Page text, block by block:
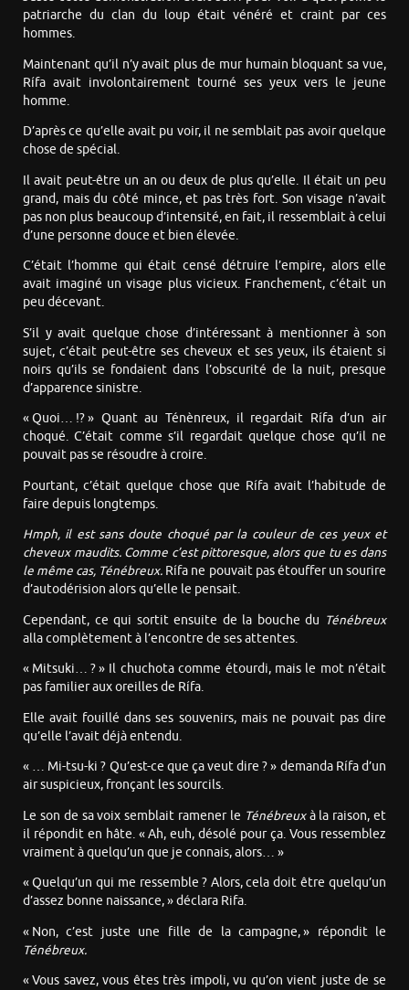
patriarche du clan du loup était vénéré et craint par ces
hommes.
Maintenant qu’il n’y avait plus de mur humain bloquant sa vue,
Rífa avait involontairement tourné ses yeux vers le jeune
homme.
D’après ce qu’elle avait pu voir, il ne semblait pas avoir quelque
chose de spécial.
Il avait peut-être un an ou deux de plus qu’elle. Il était un peu
grand, mais du côté mince, et pas très fort. Son visage n’avait
pas non plus beaucoup d’intensité, en fait, il ressemblait à celui
d’une personne douce et bien élevée.
C’était l’homme qui était censé détruire l’empire, alors elle
avait imaginé un visage plus vicieux. Franchement, c’était un
peu décevant.
S’il y avait quelque chose d’intéressant à mentionner à son
sujet, c’était peut-être ses cheveux et ses yeux, ils étaient si
noirs qu’ils se fondaient dans l’obscurité de la nuit, presque
d’apparence sinistre.
« Quoi… !? » Quant au Ténènreux, il regardait Rífa d’un air
choqué. C’était comme s’il regardait quelque chose qu’il ne
pouvait pas se résoudre à croire.
Pourtant, c’était quelque chose que Rífa avait l’habitude de
faire depuis longtemps.
Hmph, il est sans doute choqué par la couleur de ces yeux et
cheveux maudits. Comme c’est pittoresque, alors que tu es dans
le même cas, Ténébreux. Rífa ne pouvait pas étouffer un sourire
d’autodérision alors qu’elle le pensait.
Cependant, ce qui sortit ensuite de la bouche du Ténébreux
alla complètement à l’encontre de ses attentes.
« Mitsuki… ? » Il chuchota comme étourdi, mais le mot n’était
pas familier aux oreilles de Rífa.
Elle avait fouillé dans ses souvenirs, mais ne pouvait pas dire
qu’elle l’avait déjà entendu.
« … Mi-tsu-ki ? Qu’est-ce que ça veut dire ? » demanda Rífa d’un
air suspicieux, fronçant les sourcils.
Le son de sa voix semblait ramener le Ténébreuxà la raison, et
il répondit en hâte. « Ah, euh, désolé pour ça. Vous ressemblez
vraiment à quelqu’un que je connais, alors… »
« Quelqu’un qui me ressemble ? Alors, cela doit être quelqu’un
d’assez bonne naissance, » déclara Rifa.
« Non, c’est juste une fille de la campagne, » répondit le
Ténébreux.
« Vous savez, vous êtes très impoli, vu qu’on vient juste de se